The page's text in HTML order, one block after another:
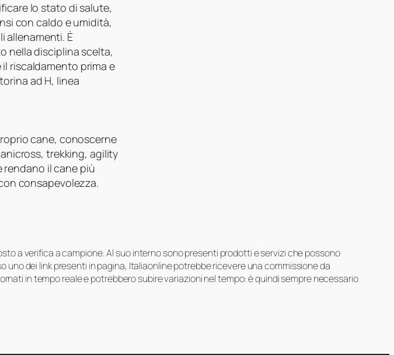
lo stato di salute,
con caldo e umidità,
allenamenti. È
nella disciplina scelta,
riscaldamento prima e
ad H, linea
cane, conoscerne
trekking, agility
rendano il cane più
consapevolezza.
a verifica a campione. Al suo interno sono presenti prodotti e servizi che possono
dei link presenti in pagina, Italiaonline potrebbe ricevere una commissione da
in tempo reale e potrebbero subire variazioni nel tempo: è quindi sempre necessario